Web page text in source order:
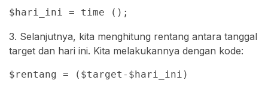
$hari_ini = time ();
3. Selanjutnya, kita menghitung rentang antara tanggal
target dan hari ini. Kita melakukannya dengan kode:
$rentang = ($target-$hari_ini)